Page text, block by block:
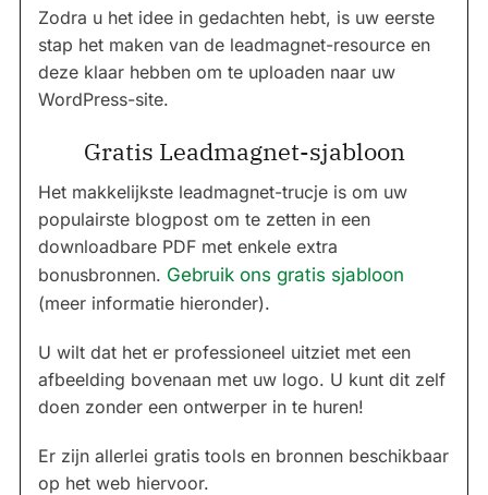
Zodra u het idee in gedachten hebt, is uw eerste
stap het maken van de leadmagnet-resource en
deze klaar hebben om te uploaden naar uw
WordPress-site.
Gratis Leadmagnet-sjabloon
Het makkelijkste leadmagnet-trucje is om uw
populairste blogpost om te zetten in een
downloadbare PDF met enkele extra
bonusbronnen. Gebruik ons gratis sjabloon
(meer informatie hieronder).
U wilt dat het er professioneel uitziet met een
afbeelding bovenaan met uw logo. U kunt dit zelf
doen zonder een ontwerper in te huren!
Er zijn allerlei gratis tools en bronnen beschikbaar
op het web hiervoor.